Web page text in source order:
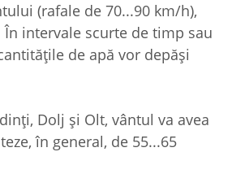
(rafale de 70...90 km/h),
intervale scurte de timp sau
de apă vor depăşi
Dolj şi Olt, vântul va avea
în general, de 55...65